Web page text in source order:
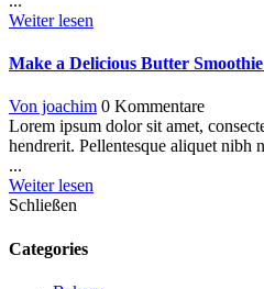
Weiter lesen
Make a Delicious Butter
Von joachim 0 Kommentare
Lorem ipsum dolor sit amet,
hendrerit. Pellentesque aliquet nibh
...
Weiter lesen
Schließen
Categories